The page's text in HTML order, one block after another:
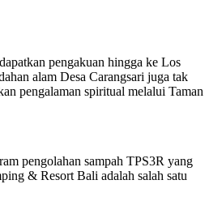
pengakuan hingga ke Los
alam Desa Carangsari juga tak
pengalaman spiritual melalui Taman
pengolahan sampah TPS3R yang
& Resort Bali adalah salah satu